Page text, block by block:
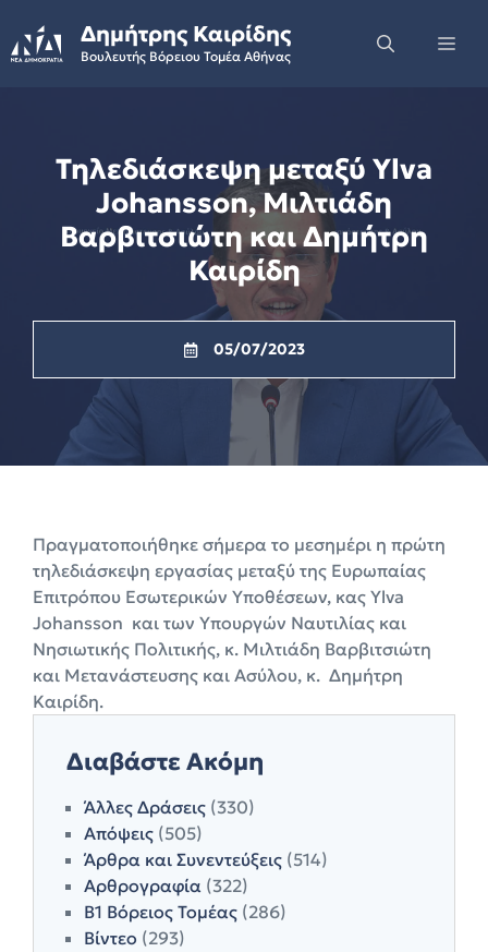
to
content
Δημήτρης Καιρίδης
Βουλευτής Βόρειου Τομέα Αθήνας
Τηλεδιάσκεψη μεταξύ Ylva
Johansson, Μιλτιάδη
Βαρβιτσιώτη και Δημήτρη
Καιρίδη
05/07/2023
Πραγματοποιήθηκε σήμερα το μεσημέρι η πρώτη
τηλεδιάσκεψη εργασίας μεταξύ της Ευρωπαίας
Επιτρόπου Εσωτερικών Υποθέσεων, κας Ylva
Johansson και των Υπουργών Ναυτιλίας και
Νησιωτικής Πολιτικής, κ. Μιλτιάδη Βαρβιτσιώτη
και Μετανάστευσης και Ασύλου, κ. Δημήτρη
Καιρίδη.
Διαβάστε Ακόμη
Άλλες Δράσεις (330)
Απόψεις (505)
Άρθρα και Συνεντεύξεις (514)
Αρθρογραφία (322)
Β1 Βόρειος Τομέας (286)
Βίντεο (293)